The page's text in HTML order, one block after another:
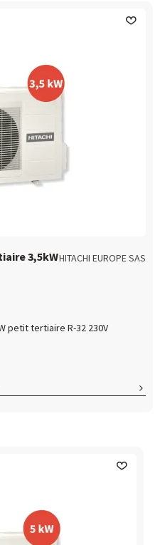
3,5kWHITACHI EUROPE SAS
petit tertiaire R-32 230V